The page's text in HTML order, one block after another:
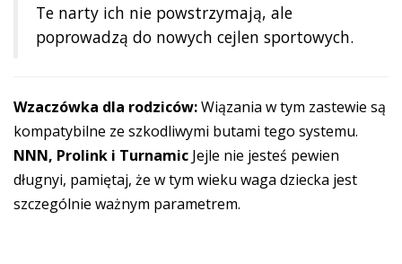
Te narty ich nie powstrzymają, ale
poprowadzą do nowych cejlen sportowych.
Wzaczówka dla rodziców:Wiązania w tym zastewie są
kompatybilne ze szkodliwymi butami tego systemu.
NNN, Prolink i Turnamic Jejle nie jesteś pewien
długnyi, pamiętaj, że w tym wieku waga dziecka jest
szczególnie ważnym parametrem.